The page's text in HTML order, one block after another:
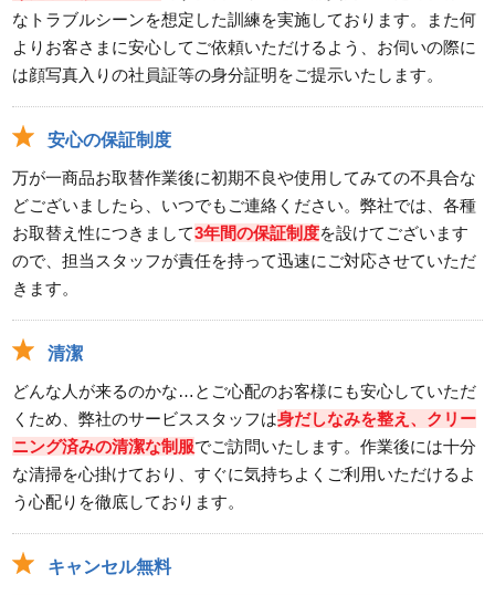
なトラブルシーンを想定した訓練を実施しております。また何
よりお客さまに安心してご依頼いただけるよう、お伺いの際に
は顔写真入りの社員証等の身分証明をご提示いたします。
安心の保証制度
万が一商品お取替作業後に初期不良や使用してみての不具合な
どございましたら、いつでもご連絡ください。弊社では、各種
お取替え性につきまして3年間の保証制度を設けてございます
ので、担当スタッフが責任を持って迅速にご対応させていただ
きます。
清潔
どんな人が来るのかな…とご心配のお客様にも安心していただ
くため、弊社のサービススタッフは身だしなみを整え、クリー
ニング済みの清潔な制服でご訪問いたします。作業後には十分
な清掃を心掛けており、すぐに気持ちよくご利用いただけるよ
う心配りを徹底しております。
キャンセル無料